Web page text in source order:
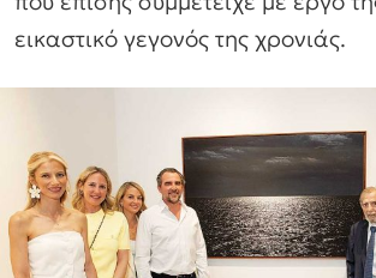
εικαστικό γεγονός της χρονιάς.